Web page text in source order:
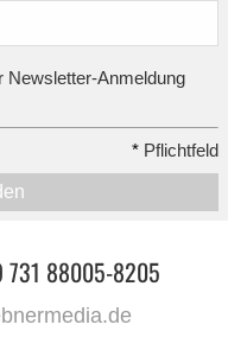
Newsletter-Anmeldung
* Pflichtfeld
731 88005-8205